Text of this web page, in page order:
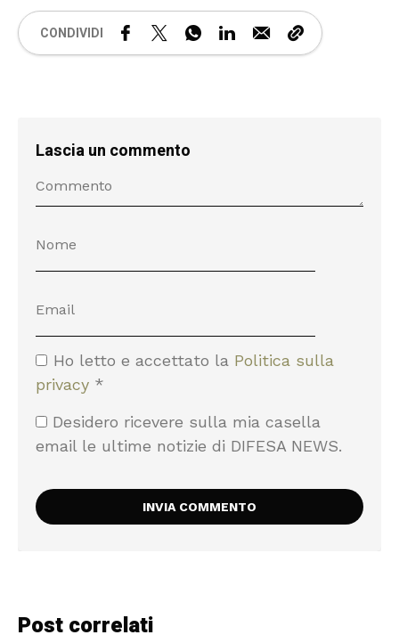
CONDIVIDI
Lascia un commento
Ho letto e accettato la Politica sulla
privacy *
Desidero ricevere sulla mia casella
email le ultime notizie di DIFESA NEWS.
Post correlati